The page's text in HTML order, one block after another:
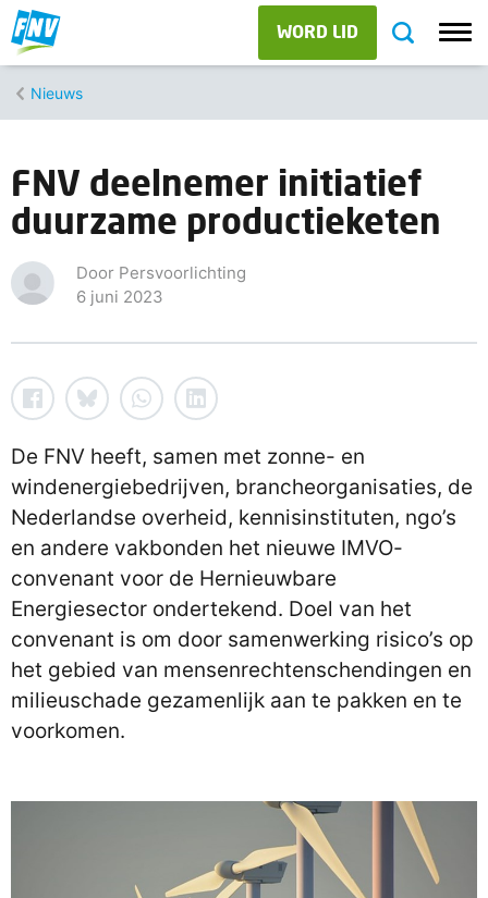
WORD LID
Nieuws
FNV deelnemer initiatief
duurzame productieketen
Door Persvoorlichting
6 juni 2023
De FNV heeft, samen met zonne- en
windenergiebedrijven, brancheorganisaties, de
Nederlandse overheid, kennisinstituten, ngo’s
en andere vakbonden het nieuwe IMVO-
convenant voor de Hernieuwbare
Energiesector ondertekend. Doel van het
convenant is om door samenwerking risico’s op
het gebied van mensenrechtenschendingen en
milieuschade gezamenlijk aan te pakken en te
voorkomen.